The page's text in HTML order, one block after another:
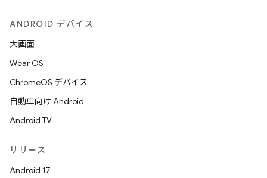
ANDROID デバイス
大画面
Wear OS
ChromeOS デバイス
自動車向け Android
Android TV
リリース
Android 17